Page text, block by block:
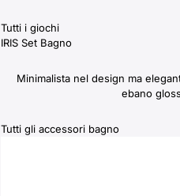
Tutti i giochi
IRIS Set Bagno
Minimalista nel design ma
ebano
Tutti gli accessori bagno